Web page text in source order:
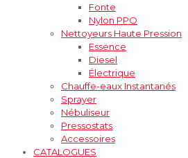
Fonte
Nylon PPO
Nettoyeurs Haute Pression
Essence
Diesel
Électrique
Chauffe-eaux Instantanés
Sprayer
Nébuliseur
Pressostats
Accessoires
CATALOGUES